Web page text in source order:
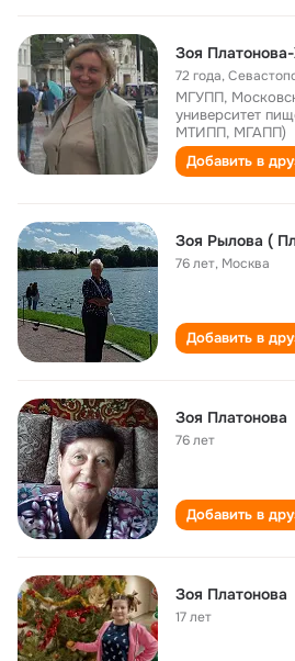
Зоя
72 года,
МГУПП,
университет
МТИПП, МГАПП)
Добавить в
Зоя Рылова (
76 лет, Москва
Добавить в
Зоя Платонова
76 лет
Добавить в
Зоя Платонова
17 лет